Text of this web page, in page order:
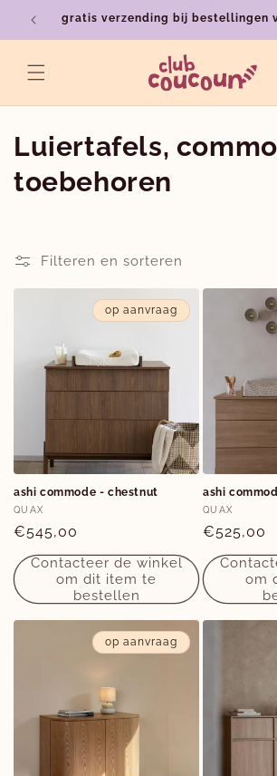
naar de
content
gratis verzending bij bestellingen
C
o
l
e
:
Luiertafels,
toebehoren
Filteren en sorteren
op aanvraag
ashi commode - chestnut
Verkoper:
QUAX
Normale
prijs
€545,00
Contacteer de winkel
om dit item te
bestellen
ashi
Verkoper:
QUAX
Normale
prijs
€525,00
om
op aanvraag